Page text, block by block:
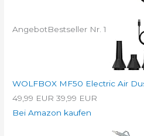
AngebotBestseller Nr. 1
WOLFBOX MF50 Electric Air
49,99 EUR 39,99 EUR
Bei Amazon kaufen